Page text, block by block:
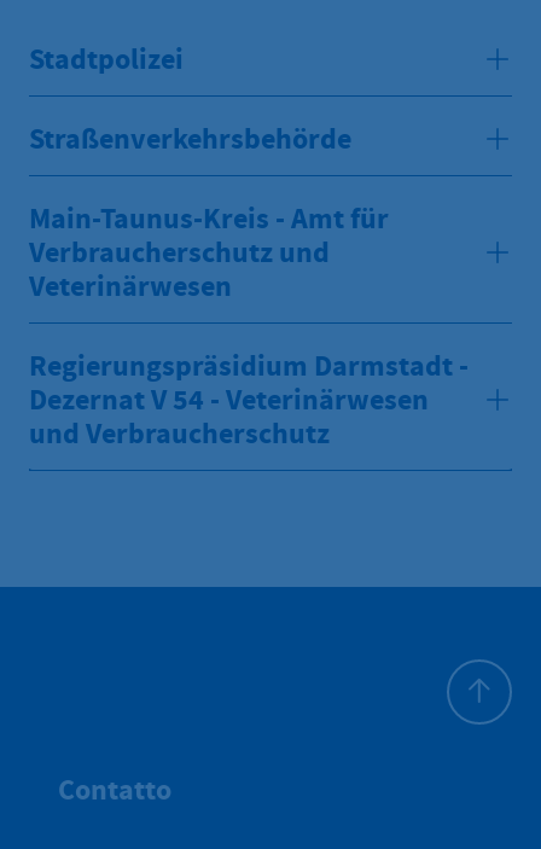
Stadtpolizei
Straßenverkehrsbehörde
Main-Taunus-Kreis - Amt für
Verbraucherschutz und
Veterinärwesen
Regierungspräsidium Darmstadt -
Dezernat V 54 - Veterinärwesen
und Verbraucherschutz
Contatto